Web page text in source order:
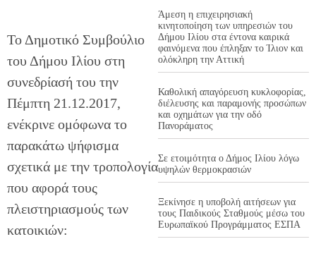
Το Δημοτικό Συμβούλιο
του Δήμου Ιλίου στη
συνεδρίασή του την
Πέμπτη 21.12.2017,
ενέκρινε ομόφωνα το
παρακάτω ψήφισμα
σχετικά με την τροπολογία
που αφορά τους
πλειστηριασμούς των
κατοικιών:
Άμεση η επιχειρησιακή
κινητοποίηση των υπηρεσιών του
Δήμου Ιλίου στα έντονα καιρικά
φαινόμενα που έπληξαν το Ίλιον και
ολόκληρη την Αττική
Καθολική απαγόρευση κυκλοφορίας,
διέλευσης και παραμονής προσώπων
και οχημάτων για την οδό
Πανοράματος
Σε ετοιμότητα ο Δήμος Ιλίου λόγω
υψηλών θερμοκρασιών
Ξεκίνησε η υποβολή αιτήσεων για
τους Παιδικούς Σταθμούς μέσω του
Ευρωπαϊκού Προγράμματος ΕΣΠΑ